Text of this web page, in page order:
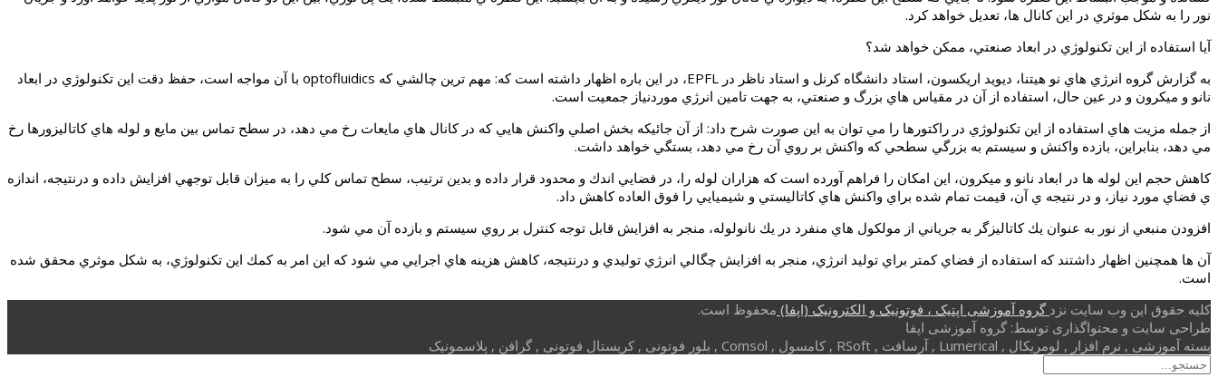
نور را به شكل موثري در اين كانال ها، تعديل خواهد كرد.
آيا استفاده از اين تكنولوژي در ابعاد صنعتي، ممكن خواهد شد؟
به گزارش گروه انرژي هاي نو هيتنا، ديويد اريكسون، استاد دانشگاه كرنل و استاد ناظر در EPFL، در اين باره اظهار داشته است كه: مهم ترين چالشي كه optofluidics با آن مواجه است، حفظ دقت اين تكنولوژي در ابعاد
نانو و ميكرون و در عين حال، استفاده از آن در مقياس هاي بزرگ و صنعتي، به جهت تامين انرژي موردنياز جمعيت است.
از جمله مزيت هاي استفاده از اين تكنولوژي در راكتورها را مي توان به اين صورت شرح داد: از آن جائيكه بخش اصلي واكنش هايي كه در كانال هاي مايعات رخ مي دهد، در سطح تماس بين مايع و لوله هاي كاتاليزورها رخ
مي دهد، بنابراين، بازده واكنش و سيستم به بزرگي سطحي كه واكنش بر روي آن رخ مي دهد، بستگي خواهد داشت.
كاهش حجم اين لوله ها در ابعاد نانو و ميكرون، اين امكان را فراهم آورده است كه هزاران لوله را، در فضايي اندك و محدود قرار داده و بدين ترتيب، سطح تماس كلي را به ميزان قابل توجهي افزايش داده و درنتيجه، اندازه
ي فضاي مورد نياز، و در نتيجه ي آن، قيمت تمام شده براي واكنش هاي كاتاليستي و شيميايي را فوق العاده كاهش داد.
افزودن منبعي از نور به عنوان يك كاتاليزگر به جرياني از مولكول هاي منفرد در يك نانولوله، منجر به افزايش قابل توجه كنترل بر روي سيستم و بازده آن مي شود.
آن ها همچنين اظهار داشتند كه استفاده از فضاي كمتر براي توليد انرژي، منجر به افزايش چگالي انرژي توليدي و درنتيجه، كاهش هزينه هاي اجرايي مي شود كه اين امر به كمك اين تكنولوژي، به شكل موثري محقق شده
است.
کلیه حقوق این وب سایت نزد گروه آموزشی اپتیک ، فوتونیک و الکترونیک (اپفا) محفوظ است.
طراحی سایت و محتواگذاری توسط: گروه آموزشی اپفا
بسته آموزشی , نرم افزار , لومریکال , Lumerical , آرسافت , RSoft , کامسول , Comsol , بلور فوتونی , کریستال فوتونی , گرافن , پلاسمونیک